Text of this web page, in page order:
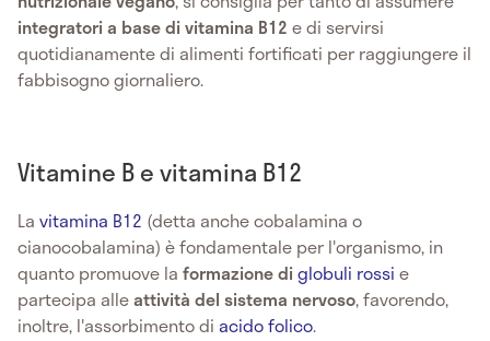
integratori a base di vitamina B12 e di servirsi
quotidianamente di alimenti fortificati per raggiungere il
fabbisogno giornaliero.
Vitamine B e vitamina B12
La vitamina B12 (detta anche cobalamina o
cianocobalamina) è fondamentale per l'organismo, in
quanto promuove la formazione diglobuli rossi e
partecipa alleattività del sistema nervoso, favorendo,
inoltre, l'assorbimento di acido folico.